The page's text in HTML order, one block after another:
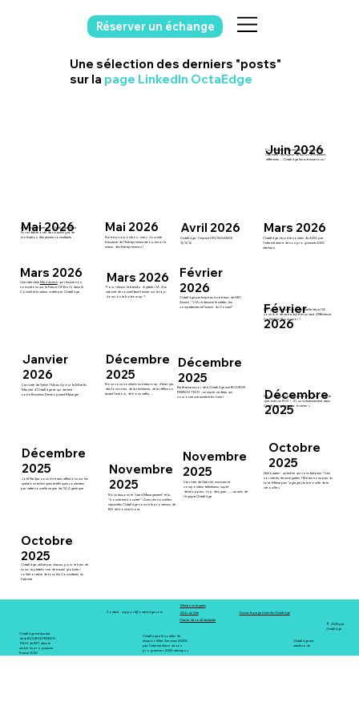
Réserver un échange
Une sélection des derniers "posts"
sur la page LinkedIn OctaEdge
Mai 2026
L'impact formation : OctaEdge est un
formidable outil de coaching et de
motivation des jeunes consultants
Mars 2026
Une interview Maddynessqui résume nos
convictions sur le Future Of Work dans le
Conseil et la valeur créée par OctaEdge
Décembre
2025
Joël Nadjar nous livre ses réflexions sur les
questions techniques et éthiques soulevées
par cette nouvelle vague de l'IA Agentique
Janvier
2026
L'arrivée deSelim Thibaud pour la Mise En
Marché d'OctaEdge et qui devient
notreBusiness Development Manager
Octobre
2025
OctaEdge, utilisé par chacun, pour le bien de
tous ; la plateforme de travail globale /
collaborative de tous les Consultants du
Cabinet
Mai 2026
Notre prioposition : une « Journée
française de l’Entrepreneuriat ou, encore
mieux, des Entrepreneurs !
Mars 2026
Pour réussir la transfo digitale / IA d’un
cabinet de conseil faut-il miser sur le top-
down ou le bottom-up ?
Décembre
2025
Nous vous souhaitons beaucoup d’énergie,
des fous-rires, de la résilience, de la réflexion
(avant l’action), de bons cafés, ...
Novembre
2025
Nous lançons le "Lead Management" et la
"boucle est bouclée" ! Avec ces nouvelles
capacités OctaEdge couvre le processus de
BD de bout en bout
Avril 2026
OctaEdge : l'impact CROISSANCE
🚀 🚀 🚀
Février
2026
OctaEdge participe au livre blanc de HEC
Alumni : "L’IA redessine le métier, les
compétences et l’avenir du Conseil"
Décembre
2025
Bpifrance accorde à OctaEdge une BOURSE
FRENCH TECH ; un super cadeau qui
couronne une année très riche !
Novembre
2025
L'arrivée de Gabriel, musicien et
compositeur talentueux, super
développeur, top designer, ...., au sein de
l'équipe OctaEdge
Juin 2026
Consultants indépendants ou « gros »
Cabinets : les enjeux de BD sont vraiment
différents ... OctaEdge les adresse tous !
Mars 2026
OctaEdge reçoit le soutien de AWS par
l’intermédiaire de son programme AWS
startups
Février
2026
Les gains d’efficience individuelle liés à l’IA
sont loin de se traduire en un saut d'Efficience
Collective ! Pourquoi ?
Décembre
2025
Nous n’avions jamais parlé d’argent ... parce
que, avec un ROI > 10, un investissement dans
OctaEdge est un « no brainer »
Octobre
2025
Halloween : qu'est-ce qui vous fait peur ? Les
sorcières, les araignées ? Et bien nous pas du
tout. Même pas "aglagla j'ai la trouille de la
citrouille »
On parle de nous ...
Contact support@octa-edge.com
Mentions légales
GCU du Site
Charte de confidentialité
Suivez la page LinkedIn OctaEdge
© 2025 par
OctaEdge
OctaEdge est lauréat
de la BOURSE FRENCH
TECH de BPI dans le
cadre du programme
France 2030
OctaEdge a le soutien de
Amazon Web Services (AWS)
par l'intermédiaire de son
programme « AWS startups »
OctaEdge est
membre de